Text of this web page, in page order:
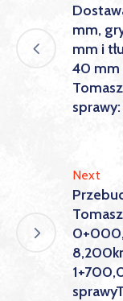
mm,
mm i
40 mm
sprawy:
Next